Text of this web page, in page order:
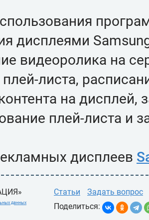
дисплеями
видеоролика на
листа,
на дисплей,
плей-листа и
дисплеев
данных
Статьи
Задать вопрос
Поделиться: